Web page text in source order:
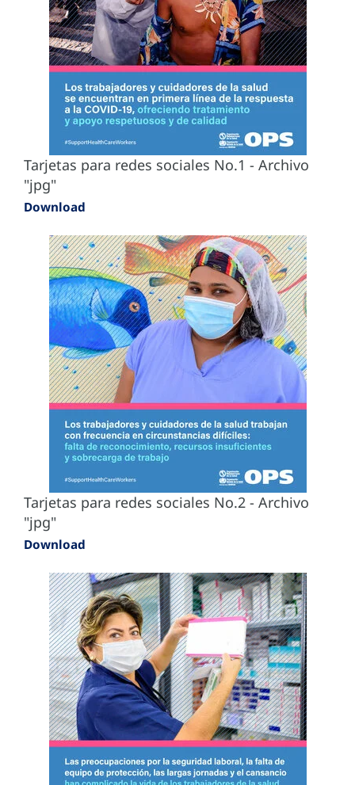
Tarjetas para redes sociales No.1 - Archivo
"jpg"
Download
Tarjetas para redes sociales No.2 - Archivo
"jpg"
Download